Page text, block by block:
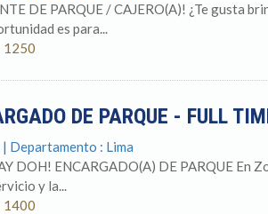
DE PARQUE / CAJERO(A)! ¿Te gusta
es para...
1250
DE PARQUE - FULL
Departamento : Lima
DOH! ENCARGADO(A) DE PARQUE En
y la...
1400